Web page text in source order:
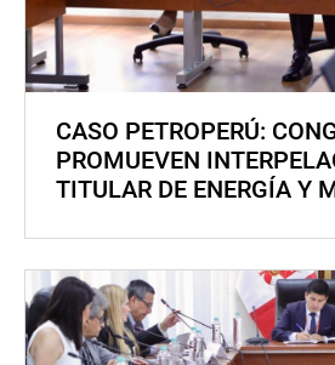
CASO PETROPERÚ:
PROMUEVEN
TITULAR DE ENERGÍA Y